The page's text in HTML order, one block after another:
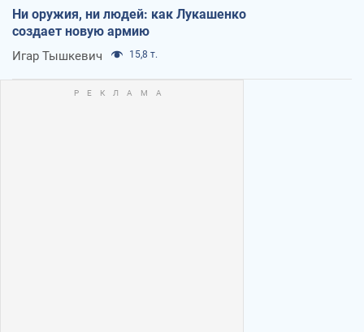
Ни оружия, ни людей: как Лукашенко
создает новую армию
Игар Тышкевич 15,8 т.